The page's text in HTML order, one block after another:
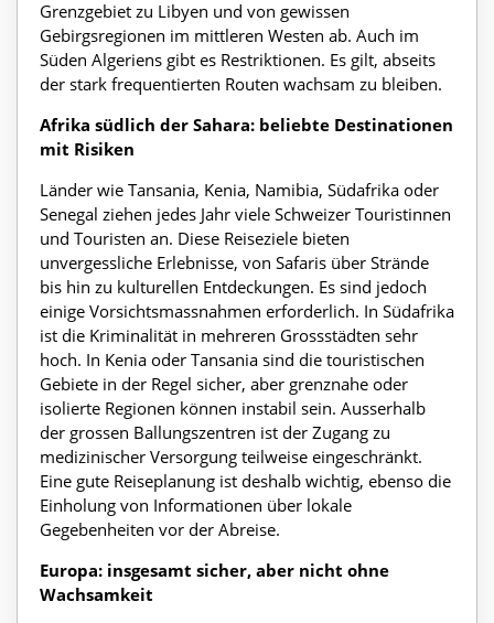
Grenzgebiet zu Libyen und von gewissen
Gebirgsregionen im mittleren Westen ab. Auch im
Süden Algeriens gibt es Restriktionen. Es gilt, abseits
der stark frequentierten Routen wachsam zu bleiben.
Afrika südlich der Sahara: beliebte Destinationen
mit Risiken
Länder wie Tansania, Kenia, Namibia, Südafrika oder
Senegal ziehen jedes Jahr viele Schweizer Touristinnen
und Touristen an. Diese Reiseziele bieten
unvergessliche Erlebnisse, von Safaris über Strände
bis hin zu kulturellen Entdeckungen. Es sind jedoch
einige Vorsichtsmassnahmen erforderlich. In Südafrika
ist die Kriminalität in mehreren Grossstädten sehr
hoch. In Kenia oder Tansania sind die touristischen
Gebiete in der Regel sicher, aber grenznahe oder
isolierte Regionen können instabil sein. Ausserhalb
der grossen Ballungszentren ist der Zugang zu
medizinischer Versorgung teilweise eingeschränkt.
Eine gute Reiseplanung ist deshalb wichtig, ebenso die
Einholung von Informationen über lokale
Gegebenheiten vor der Abreise.
Europa: insgesamt sicher, aber nicht ohne
Wachsamkeit